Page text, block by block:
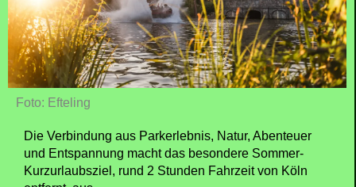
Foto: Efteling
Die Verbindung aus Parkerlebnis, Natur, Abenteuer
und Entspannung macht das besondere Sommer-
Kurzurlaubsziel, rund 2 Stunden Fahrzeit von Köln